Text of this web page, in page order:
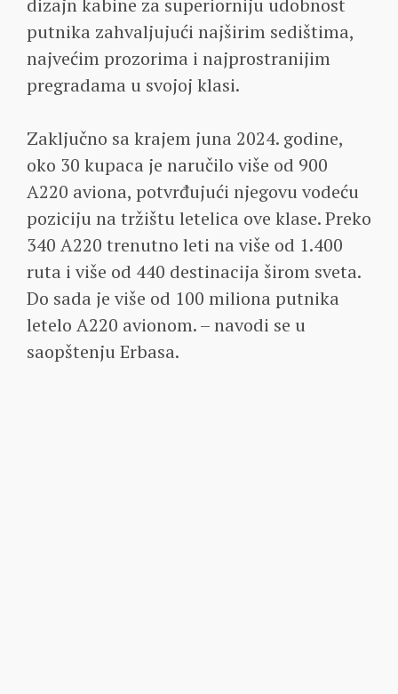
putnika zahvaljujući najširim sedištima,
najvećim prozorima i najprostranijim
pregradama u svojoj klasi.
Zaključno sa krajem juna 2024. godine,
oko 30 kupaca je naručilo više od 900
A220 aviona, potvrđujući njegovu vodeću
poziciju na tržištu letelica ove klase. Preko
340 A220 trenutno leti na više od 1.400
ruta i više od 440 destinacija širom sveta.
Do sada je više od 100 miliona putnika
letelo A220 avionom. – navodi se u
saopštenju Erbasa.